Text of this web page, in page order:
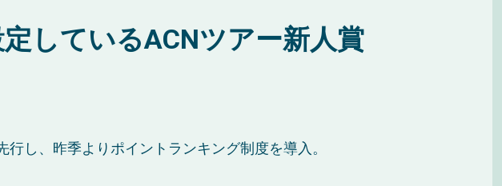
しているACNツアー新人賞
行し、昨季よりポイントランキング制度を導入。